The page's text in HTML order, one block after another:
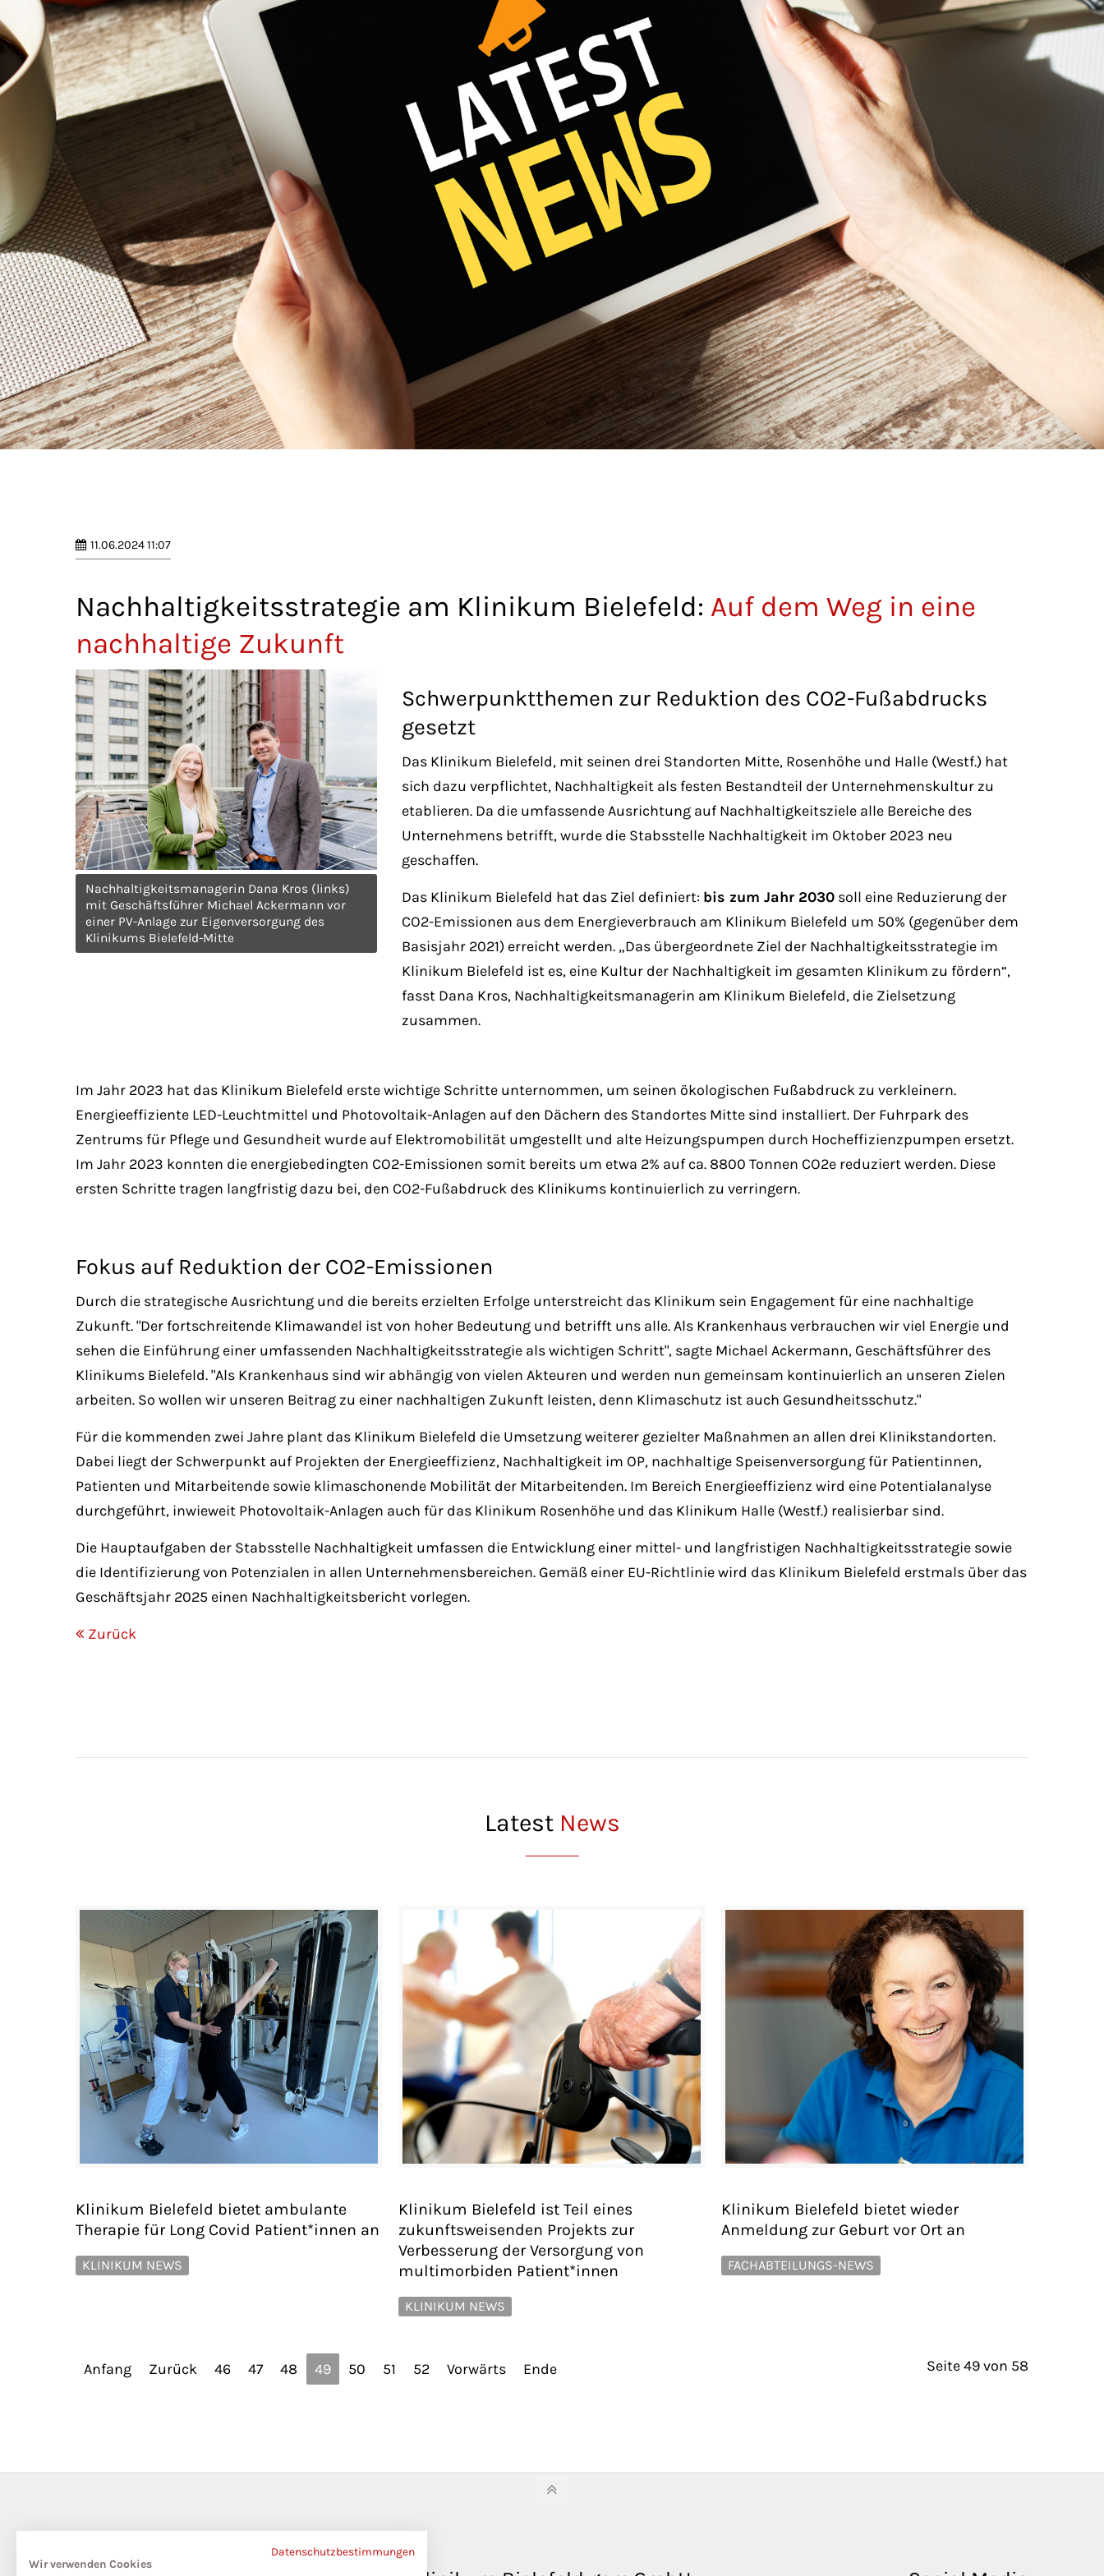
Mon - Fri 8:00am - 5:00pm
11.06.2024 11:07
Nachhaltigkeitsstrategie am Klinikum Bielefeld: Auf dem Weg in eine
nachhaltige Zukunft
Nachhaltigkeitsmanagerin Dana Kros (links)
mit Geschäftsführer Michael Ackermann vor
einer PV-Anlage zur Eigenversorgung des
Klinikums Bielefeld-Mitte
Schwerpunktthemen zur Reduktion des CO2-Fußabdrucks
gesetzt
Das Klinikum Bielefeld, mit seinen drei Standorten Mitte, Rosenhöhe und Halle (Westf.) hat
sich dazu verpflichtet, Nachhaltigkeit als festen Bestandteil der Unternehmenskultur zu
etablieren. Da die umfassende Ausrichtung auf Nachhaltigkeitsziele alle Bereiche des
Unternehmens betrifft, wurde die Stabsstelle Nachhaltigkeit im Oktober 2023 neu
geschaffen.
Das Klinikum Bielefeld hat das Ziel definiert: bis zum Jahr 2030soll eine Reduzierung der
CO2-Emissionen aus dem Energieverbrauch am Klinikum Bielefeld um 50% (gegenüber dem
Basisjahr 2021) erreicht werden. „Das übergeordnete Ziel der Nachhaltigkeitsstrategie im
Klinikum Bielefeld ist es, eine Kultur der Nachhaltigkeit im gesamten Klinikum zu fördern“,
fasst Dana Kros, Nachhaltigkeitsmanagerin am Klinikum Bielefeld, die Zielsetzung
zusammen.
Im Jahr 2023 hat das Klinikum Bielefeld erste wichtige Schritte unternommen, um seinen ökologischen Fußabdruck zu verkleinern.
Energieeffiziente LED-Leuchtmittel und Photovoltaik-Anlagen auf den Dächern des Standortes Mitte sind installiert. Der Fuhrpark des
Zentrums für Pflege und Gesundheit wurde auf Elektromobilität umgestellt und alte Heizungspumpen durch Hocheffizienzpumpen ersetzt.
Im Jahr 2023 konnten die energiebedingten CO2-Emissionen somit bereits um etwa 2% auf ca. 8800 Tonnen CO2e reduziert werden. Diese
ersten Schritte tragen langfristig dazu bei, den CO2-Fußabdruck des Klinikums kontinuierlich zu verringern.
Fokus auf Reduktion der CO2-Emissionen
Durch die strategische Ausrichtung und die bereits erzielten Erfolge unterstreicht das Klinikum sein Engagement für eine nachhaltige
Zukunft. "Der fortschreitende Klimawandel ist von hoher Bedeutung und betrifft uns alle. Als Krankenhaus verbrauchen wir viel Energie und
sehen die Einführung einer umfassenden Nachhaltigkeitsstrategie als wichtigen Schritt", sagte Michael Ackermann, Geschäftsführer des
Klinikums Bielefeld. "Als Krankenhaus sind wir abhängig von vielen Akteuren und werden nun gemeinsam kontinuierlich an unseren Zielen
arbeiten. So wollen wir unseren Beitrag zu einer nachhaltigen Zukunft leisten, denn Klimaschutz ist auch Gesundheitsschutz."
Für die kommenden zwei Jahre plant das Klinikum Bielefeld die Umsetzung weiterer gezielter Maßnahmen an allen drei Klinikstandorten.
Dabei liegt der Schwerpunkt auf Projekten der Energieeffizienz, Nachhaltigkeit im OP, nachhaltige Speisenversorgung für Patientinnen,
Patienten und Mitarbeitende sowie klimaschonende Mobilität der Mitarbeitenden. Im Bereich Energieeffizienz wird eine Potentialanalyse
durchgeführt, inwieweit Photovoltaik-Anlagen auch für das Klinikum Rosenhöhe und das Klinikum Halle (Westf.) realisierbar sind.
Die Hauptaufgaben der Stabsstelle Nachhaltigkeit umfassen die Entwicklung einer mittel- und langfristigen Nachhaltigkeitsstrategie sowie
die Identifizierung von Potenzialen in allen Unternehmensbereichen. Gemäß einer EU-Richtlinie wird das Klinikum Bielefeld erstmals über das
Geschäftsjahr 2025 einen Nachhaltigkeitsbericht vorlegen.
Zurück
Latest News
Klinikum Bielefeld bietet ambulante
Therapie für Long Covid Patient*innen an
KLINIKUM NEWS
Klinikum Bielefeld ist Teil eines
zukunftsweisenden Projekts zur
Verbesserung der Versorgung von
multimorbiden Patient*innen
KLINIKUM NEWS
Klinikum Bielefeld bietet wieder
Anmeldung zur Geburt vor Ort an
FACHABTEILUNGS-NEWS
Seite 49 von 58
Anfang Zurück 46 47 48 49 50 51 52 Vorwärts Ende
Datenschutzbestimmungen
Wir verwenden Cookies